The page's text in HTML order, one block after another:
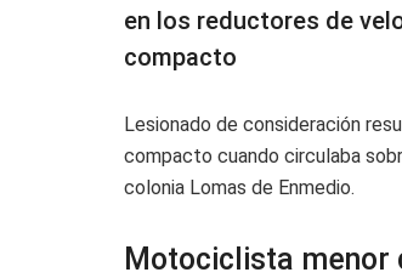
en los reductores de
compacto
Lesionado de consideración
compacto cuando circulaba
colonia Lomas de Enmedio.
Motociclista menor